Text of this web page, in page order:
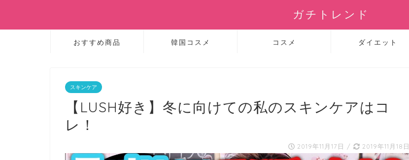
ガチトレンド
おすすめ商品 韓国コスメ コスメ ダイエット
スキンケア
【LUSH好き】冬に向けての私のスキンケアはコ
レ！
2019年11月17日 / 2019年11月18日